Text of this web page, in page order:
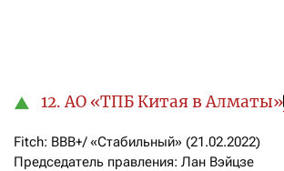
12. АО «ТПБ Китая в Алматы»
Fitch: ВВВ+/ «Стабильный» (21.02.2022)
Председатель правления: Лан Вэйцзе